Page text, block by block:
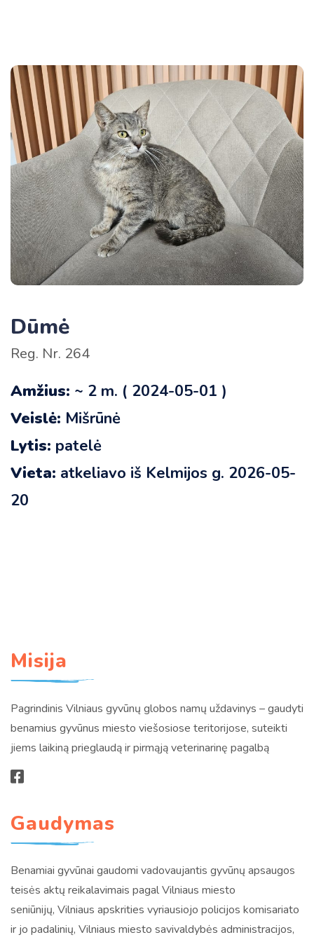
Dūmė
Reg. Nr. 264
Amžius: ~ 2 m. ( 2024-05-01 )
Veislė: Mišrūnė
Lytis: patelė
Vieta: atkeliavo iš Kelmijos g. 2026-05-
20
Misija
Pagrindinis Vilniaus gyvūnų globos namų uždavinys – gaudyti
benamius gyvūnus miesto viešosiose teritorijose, suteikti
jiems laikiną prieglaudą ir pirmąją veterinarinę pagalbą
Gaudymas
Benamiai gyvūnai gaudomi vadovaujantis gyvūnų apsaugos
teisės aktų reikalavimais pagal Vilniaus miesto
seniūnijų, Vilniaus apskrities vyriausiojo policijos komisariato
ir jo padalinių, Vilniaus miesto savivaldybės administracijos,